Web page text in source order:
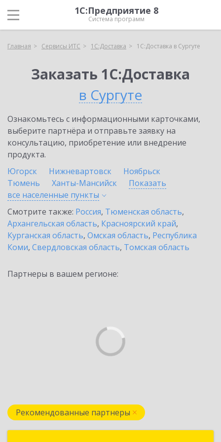
1С:Предприятие 8
Система программ
Главная Сервисы ИТС 1С:Доставка 1С:Доставка в Сургуте
Заказать 1С:Доставка
в Сургуте
Ознакомьтесь с информационными карточками,
выберите партнёра и отправьте заявку на
консультацию, приобретение или внедрение
продукта.
Югорск
Нижневартовск
Ноябрьск
Тюмень
Ханты-Мансийск
Показать
все населенные пункты
Смотрите также: Россия, Тюменская область,
Архангельская область, Красноярский край,
Курганская область, Омская область, Республика
Коми, Свердловская область, Томская область
Партнеры в вашем регионе:
Рекомендованные партнеры